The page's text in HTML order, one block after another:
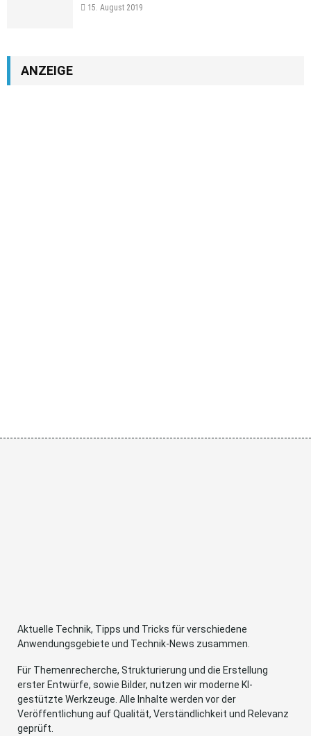
15. August 2019
ANZEIGE
Aktuelle Technik, Tipps und Tricks für verschiedene
Anwendungsgebiete und Technik-News zusammen.
Für Themenrecherche, Strukturierung und die Erstellung
erster Entwürfe, sowie Bilder, nutzen wir moderne KI-
gestützte Werkzeuge. Alle Inhalte werden vor der
Veröffentlichung auf Qualität, Verständlichkeit und Relevanz
geprüft.